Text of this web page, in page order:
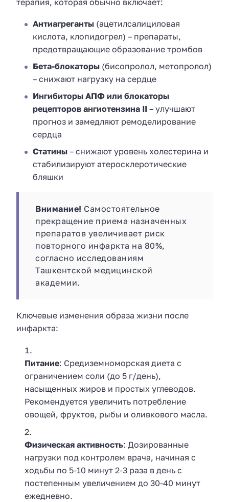
Антиагреганты (ацетилсалициловая
кислота, клопидогрел) – препараты,
предотвращающие образование тромбов
Бета-блокаторы (бисопролол, метопролол)
– снижают нагрузку на сердце
Ингибиторы АПФ или блокаторы
рецепторов ангиотензина II – улучшают
прогноз и замедляют ремоделирование
сердца
Статины – снижают уровень холестерина и
стабилизируют атеросклеротические
бляшки
Внимание! Самостоятельное
прекращение приема назначенных
препаратов увеличивает риск
повторного инфаркта на 80%,
согласно исследованиям
Ташкентской медицинской
академии.
Ключевые изменения образа жизни после
инфаркта:
Питание: Средиземноморская диета с
ограничением соли (до 5 г/день),
насыщенных жиров и простых углеводов.
Рекомендуется увеличить потребление
овощей, фруктов, рыбы и оливкового масла.
Физическая активность: Дозированные
нагрузки под контролем врача, начиная с
ходьбы по 5-10 минут 2-3 раза в день с
постепенным увеличением до 30-40 минут
ежедневно.